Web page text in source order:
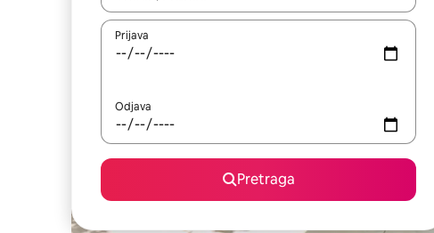
Prijava
Odjava
Pretraga